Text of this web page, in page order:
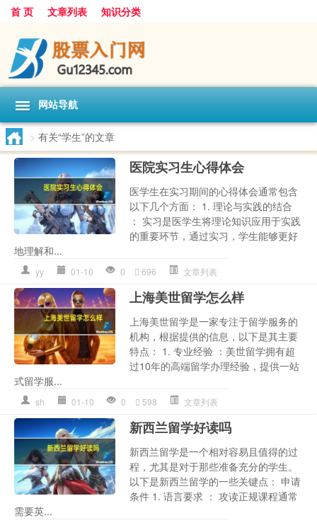
首 页 文章列表 知识分类
网站导航
> 有关“学生”的文章
医院实习生心得体会
医学生在实习期间的心得体会通常包含
以下几个方面： 1. 理论与实践的结合
： 实习是医学生将理论知识应用于实践
的重要环节，通过实习，学生能够更好
地理解和...
yy 01-10 0 696 文章列表
上海美世留学怎么样
上海美世留学是一家专注于留学服务的
机构，根据提供的信息，以下是其主要
特点： 1. 专业经验 ：美世留学拥有超
过10年的高端留学办理经验，提供一站
式留学服...
sh 01-10 0 598 文章列表
新西兰留学好读吗
新西兰留学是一个相对容易且值得的过
程，尤其是对于那些准备充分的学生。
以下是新西兰留学的一些关键点： 申请
条件 1. 语言要求 ： 攻读正规课程通常
需要英...